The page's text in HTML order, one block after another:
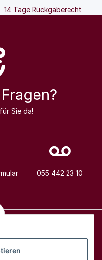
14 Tage Rückgaberecht
Sie da!
055 442 23 10